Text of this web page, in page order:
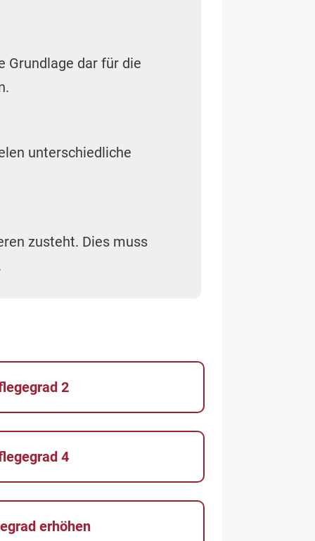
Grundlage dar für die
unterschiedliche
zusteht. Dies muss
2
4
erhöhen